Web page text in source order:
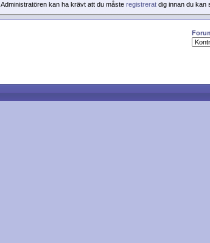
Administratören kan ha krävt att du måste registreratdig innan du kan